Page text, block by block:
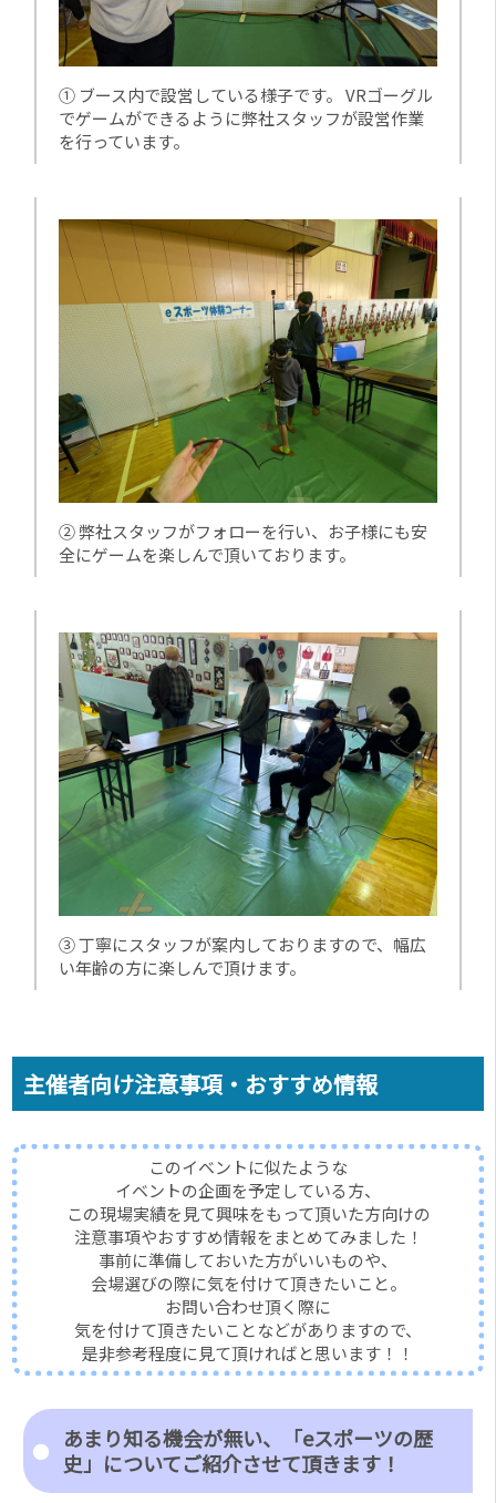
① ブース内で設営している様子です。 VRゴーグル
でゲームができるように弊社スタッフが設営作業
を行っています。
② 弊社スタッフがフォローを行い、お子様にも安
全にゲームを楽しんで頂いております。
③ 丁寧にスタッフが案内しておりますので、幅広
い年齢の方に楽しんで頂けます。
主催者向け注意事項・おすすめ情報
このイベントに似たような
イベントの企画を予定している方、
この現場実績を見て興味をもって頂いた方向けの
注意事項やおすすめ情報をまとめてみました！
事前に準備しておいた方がいいものや、
会場選びの際に気を付けて頂きたいこと。
お問い合わせ頂く際に
気を付けて頂きたいことなどがありますので、
是非参考程度に見て頂ければと思います！！
あまり知る機会が無い、「eスポーツの歴
史」についてご紹介させて頂きます！